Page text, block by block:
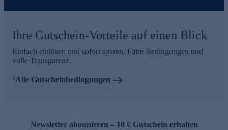
Ihre Gutschein-Vorteile auf einen Blick
Einfach einlösen und sofort sparen. Faire Bedingungen und
volle Transparenz.
1Alle Gutscheinbedingungen
Newsletter abonnieren – 10 € Gutschein erhalten